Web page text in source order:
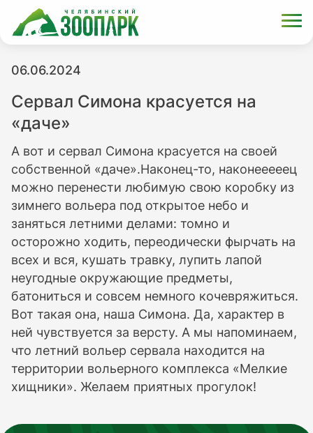
06.06.2024
Сервал Симона красуется на
«даче»
А вот и сервал Симона красуется на своей
собственной «даче».Наконец-то, наконееееец
можно перенести любимую свою коробку из
зимнего вольера под открытое небо и
заняться летними делами: томно и
осторожно ходить, переодически фырчать на
всех и вся, кушать травку, лупить лапой
неугодные окружающие предметы,
батониться и совсем немного кочевряжиться.
Вот такая она, наша Симона. Да, характер в
ней чувствуется за версту. А мы напоминаем,
что летний вольер сервала находится на
территории вольерного комплекса «Мелкие
хищники». Желаем приятных прогулок!